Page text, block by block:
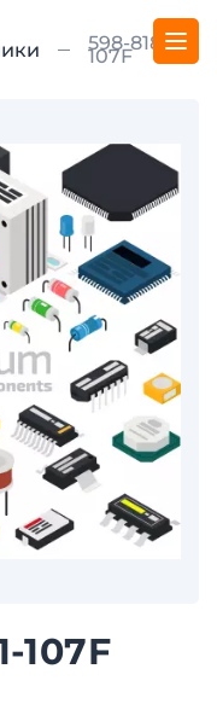
598-8181-
107F
107F